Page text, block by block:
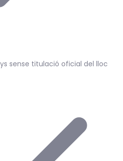
sense titulació oficial del lloc